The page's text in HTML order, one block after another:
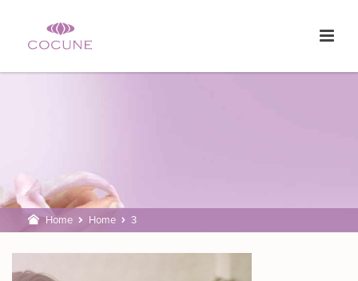
Home Home 3